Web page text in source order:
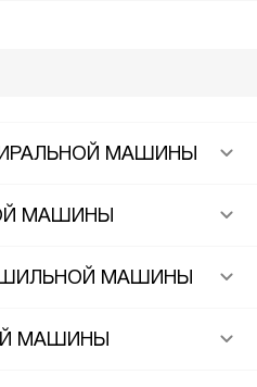
МАШИНЫ
МАШИНЫ
МАШИНЫ
МАШИНЫ